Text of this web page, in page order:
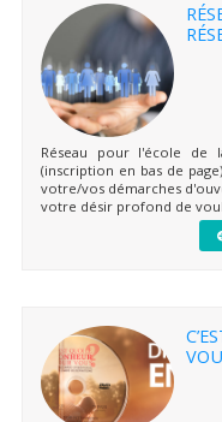
Réseau pour l'école de
(inscription en bas de
votre/vos démarches
votre désir profond de